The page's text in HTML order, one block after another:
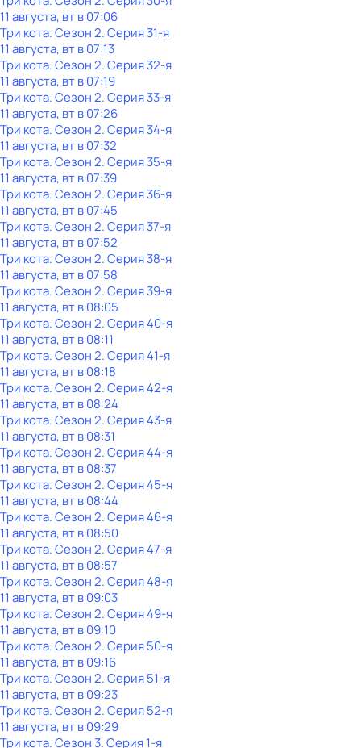
11 августа, вт в 07:06
Три кота. Сезон 2. Серия 31-я
11 августа, вт в 07:13
Три кота. Сезон 2. Серия 32-я
11 августа, вт в 07:19
Три кота. Сезон 2. Серия 33-я
11 августа, вт в 07:26
Три кота. Сезон 2. Серия 34-я
11 августа, вт в 07:32
Три кота. Сезон 2. Серия 35-я
11 августа, вт в 07:39
Три кота. Сезон 2. Серия 36-я
11 августа, вт в 07:45
Три кота. Сезон 2. Серия 37-я
11 августа, вт в 07:52
Три кота. Сезон 2. Серия 38-я
11 августа, вт в 07:58
Три кота. Сезон 2. Серия 39-я
11 августа, вт в 08:05
Три кота. Сезон 2. Серия 40-я
11 августа, вт в 08:11
Три кота. Сезон 2. Серия 41-я
11 августа, вт в 08:18
Три кота. Сезон 2. Серия 42-я
11 августа, вт в 08:24
Три кота. Сезон 2. Серия 43-я
11 августа, вт в 08:31
Три кота. Сезон 2. Серия 44-я
11 августа, вт в 08:37
Три кота. Сезон 2. Серия 45-я
11 августа, вт в 08:44
Три кота. Сезон 2. Серия 46-я
11 августа, вт в 08:50
Три кота. Сезон 2. Серия 47-я
11 августа, вт в 08:57
Три кота. Сезон 2. Серия 48-я
11 августа, вт в 09:03
Три кота. Сезон 2. Серия 49-я
11 августа, вт в 09:10
Три кота. Сезон 2. Серия 50-я
11 августа, вт в 09:16
Три кота. Сезон 2. Серия 51-я
11 августа, вт в 09:23
Три кота. Сезон 2. Серия 52-я
11 августа, вт в 09:29
Три кота. Сезон 3. Серия 1-я